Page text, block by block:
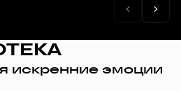
искренние эмоции